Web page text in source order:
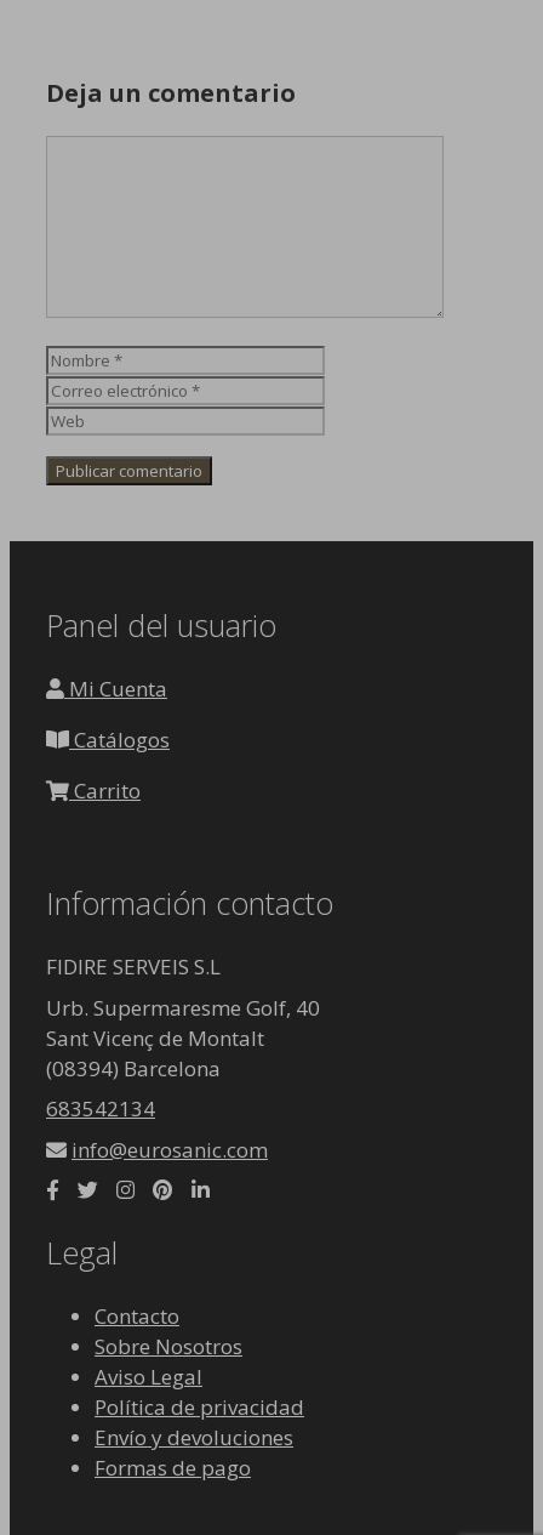
Deja un comentario
Nombre
Correo
electrónico
Web
Panel del usuario
Mi Cuenta
Catálogos
Carrito
Información contacto
FIDIRE SERVEIS S.L
Urb. Supermaresme Golf, 40
Sant Vicenç de Montalt
(08394) Barcelona
683542134
info@eurosanic.com
Legal
Contacto
Sobre Nosotros
Aviso Legal
Política de privacidad
Envío y devoluciones
Formas de pago